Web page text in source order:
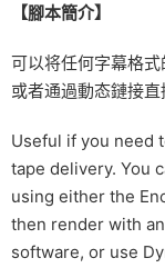
【腳本簡介】
可以将任何字幕格
或者通過動态鏈接
Useful if you need
tape delivery. You
using either the
then render with
software, or use